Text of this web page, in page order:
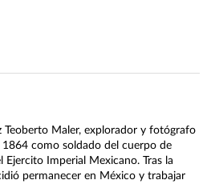
Teoberto Maler, explorador y fotógrafo
como soldado del cuerpo de
Imperial Mexicano. Tras la
permanecer en México y trabajar